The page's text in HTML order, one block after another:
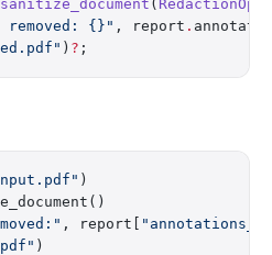
sanitize_document (
removed: {}" , report .
) ? ;
)
, report[
)